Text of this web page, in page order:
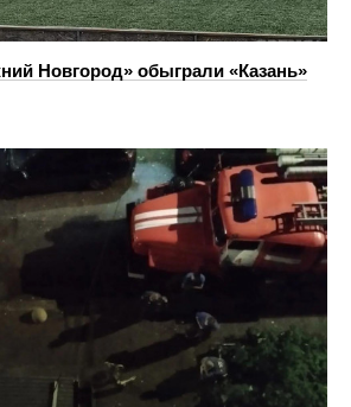
Новгород» обыграли «Казань»